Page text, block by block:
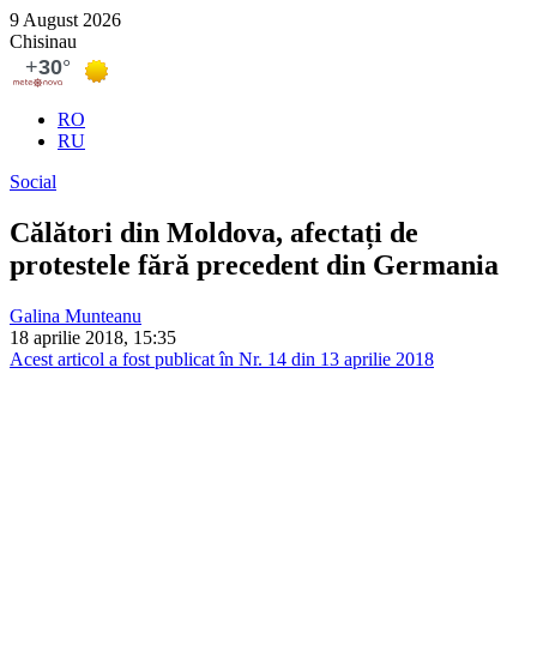
9 August 2026
Chisinau
RO
RU
Social
Călători din Moldova, afectați de
protestele fără precedent din Germania
Galina Munteanu
18 aprilie 2018, 15:35
Acest articol a fost publicat în Nr. 14 din 13 aprilie 2018